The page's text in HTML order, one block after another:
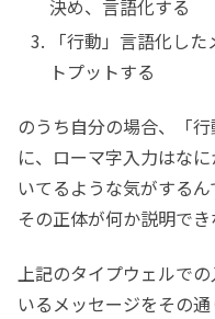
決め、言語化する
「行動」言語化し
トプットする
のうち自分の場合、「
に、ローマ字入力はな
いてるような気がするん
その正体が何か説明でき
上記のタイプウェルで
いるメッセージをその通